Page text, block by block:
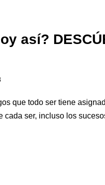
así?
que todo ser tiene
cada ser, incluso los